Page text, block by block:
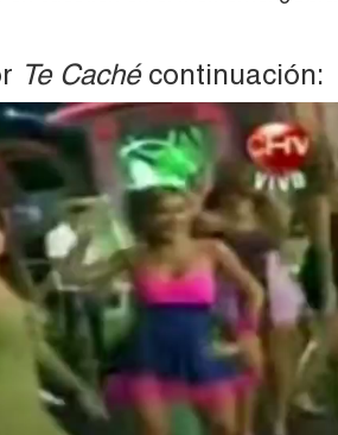
Te Cachécontinuación: